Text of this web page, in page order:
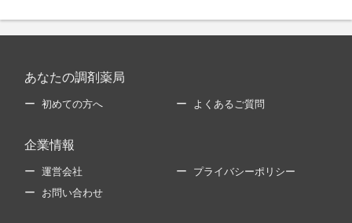
あなたの調剤薬局
初めての方へ よくあるご質問
企業情報
運営会社 プライバシーポリシー
お問い合わせ